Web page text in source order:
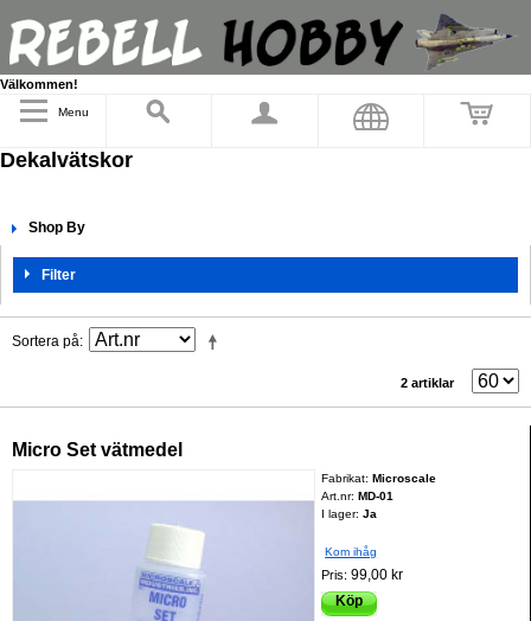
Välkommen!
Menu
Dekalvätskor
Shop By
Filter
Sortera på
2 artiklar
Micro Set vätmedel
Fabrikat:Microscale
Art.nr:MD-01
I lager: Ja
Kom ihåg
Pris:99,00 kr
Köp